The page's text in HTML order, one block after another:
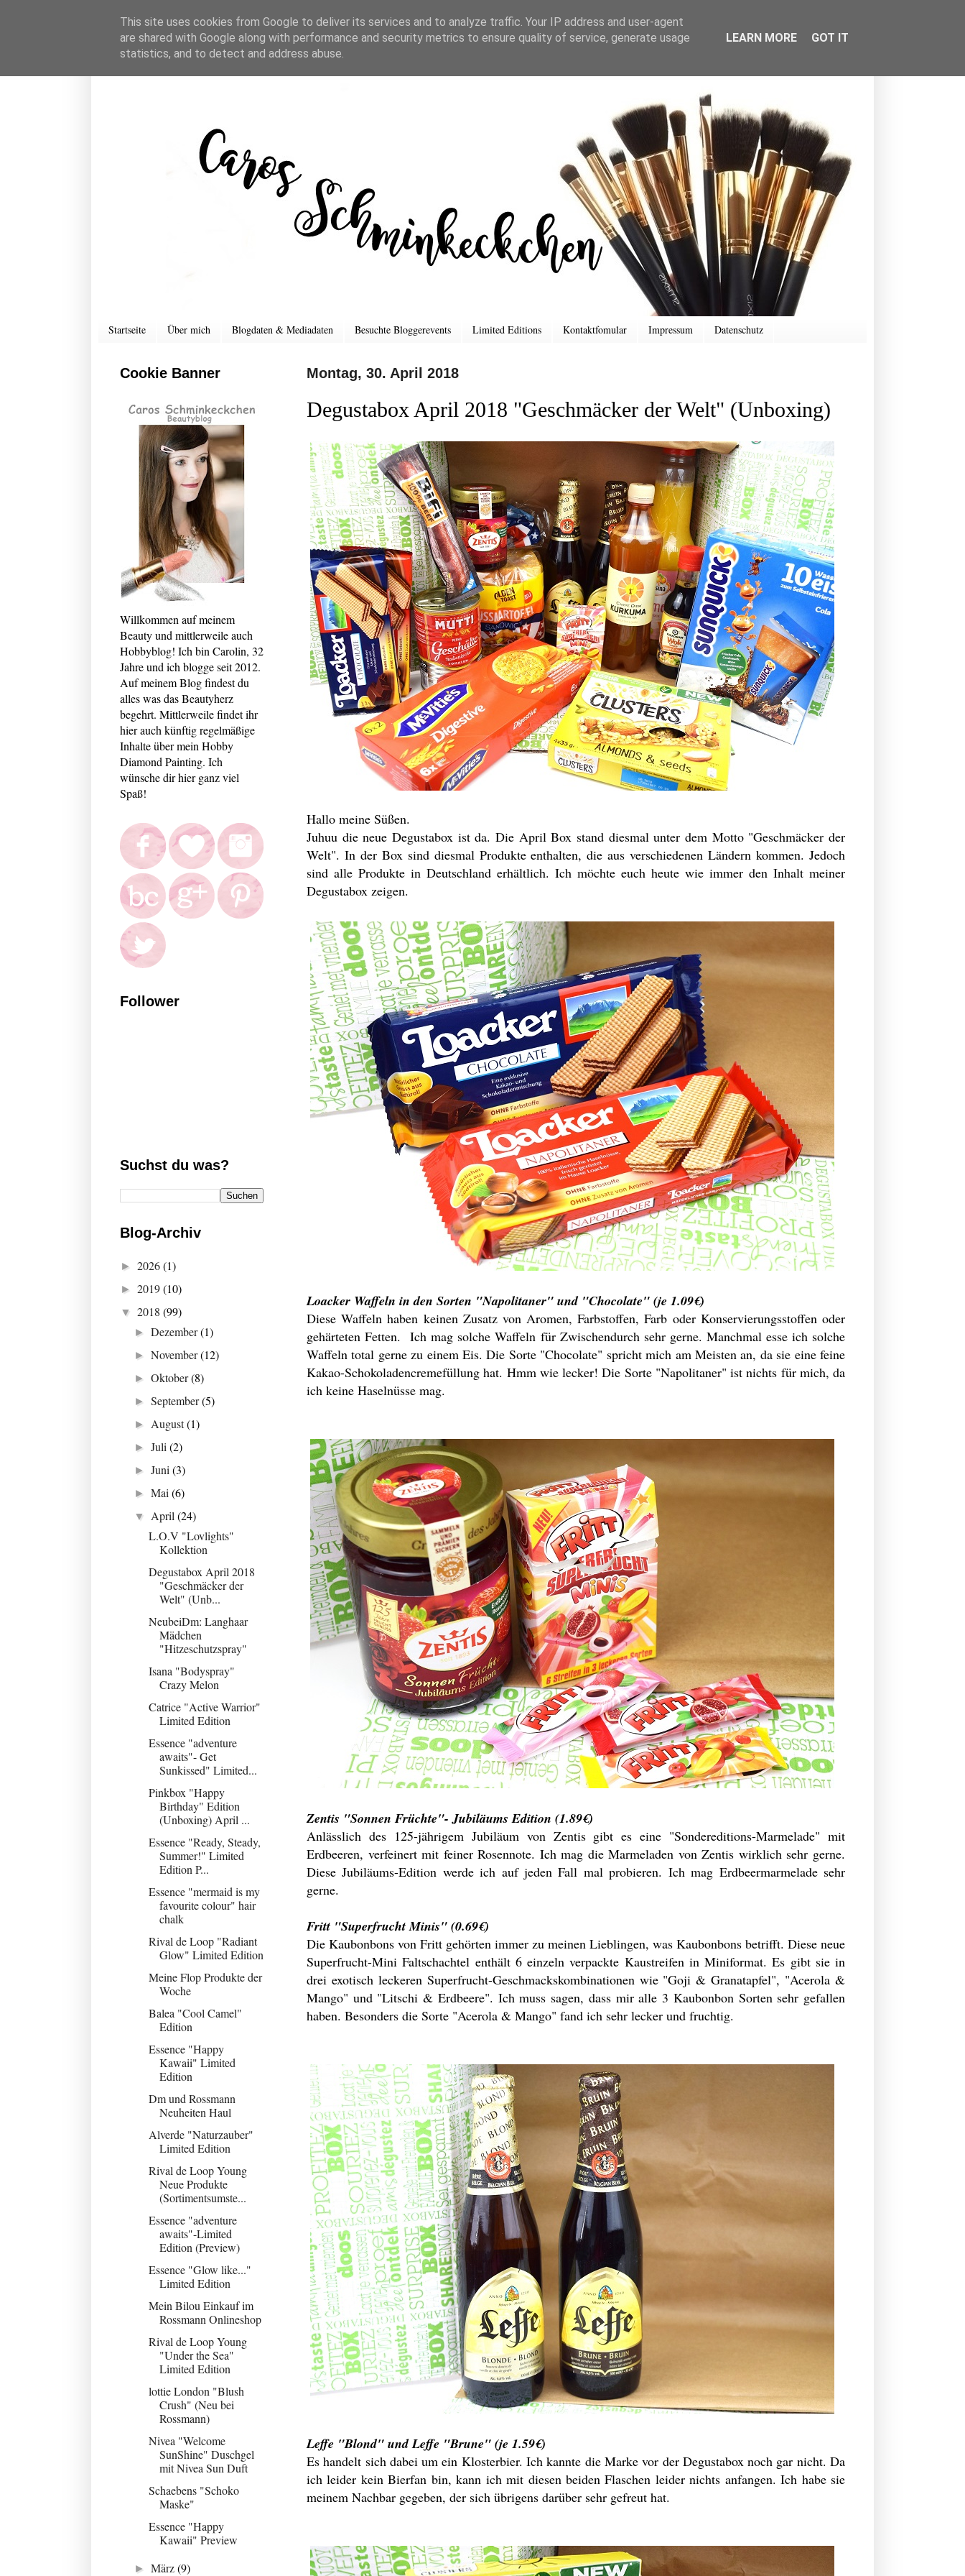
Startseite Über mich Blogdaten & Mediadaten Besuchte Bloggerevents Limited Editions Kontaktfomular Impressum Datenschutz
Montag, 30. April 2018
Degustabox April 2018 "Geschmäcker der Welt" (Unboxing)
Hallo meine Süßen.
Juhuu die neue Degustabox ist da. Die April Box stand diesmal unter dem Motto "Geschmäcker der
Welt". In der Box sind diesmal Produkte enthalten, die aus verschiedenen Ländern kommen. Jedoch
sind alle Produkte in Deutschland erhältlich. Ich möchte euch heute wie immer den Inhalt meiner
Degustabox zeigen.
Loacker Waffeln in den Sorten "Napolitaner" und "Chocolate" (je 1.09€)
Diese Waffeln haben keinen Zusatz von Aromen, Farbstoffen, Farb oder Konservierungsstoffen oder
gehärteten Fetten. Ich mag solche Waffeln für Zwischendurch sehr gerne. Manchmal esse ich solche
Waffeln total gerne zu einem Eis. Die Sorte "Chocolate" spricht mich am Meisten an, da sie eine feine
Kakao-Schokoladencremefüllung hat. Hmm wie lecker! Die Sorte "Napolitaner" ist nichts für mich, da
ich keine Haselnüsse mag.
Zentis "Sonnen Früchte"- Jubiläums Edition (1.89€)
Anlässlich des 125-jährigem Jubiläum von Zentis gibt es eine "Sondereditions-Marmelade" mit
Erdbeeren, verfeinert mit feiner Rosennote. Ich mag die Marmeladen von Zentis wirklich sehr gerne.
Diese Jubiläums-Edition werde ich auf jeden Fall mal probieren. Ich mag Erdbeermarmelade sehr
gerne.
Fritt "Superfrucht Minis" (0.69€)
Die Kaubonbons von Fritt gehörten immer zu meinen Lieblingen, was Kaubonbons betrifft. Diese neue
Superfrucht-Mini Faltschachtel enthält 6 einzeln verpackte Kaustreifen in Miniformat. Es gibt sie in
drei exotisch leckeren Superfrucht-Geschmackskombinationen wie "Goji & Granatapfel", "Acerola &
Mango" und "Litschi & Erdbeere". Ich muss sagen, dass mir alle 3 Kaubonbon Sorten sehr gefallen
haben. Besonders die Sorte "Acerola & Mango" fand ich sehr lecker und fruchtig.
Leffe "Blond" und Leffe "Brune" (je 1.59€)
Es handelt sich dabei um ein Klosterbier. Ich kannte die Marke vor der Degustabox noch gar nicht. Da
ich leider kein Bierfan bin, kann ich mit diesen beiden Flaschen leider nichts anfangen. Ich habe sie
meinem Nachbar gegeben, der sich übrigens darüber sehr gefreut hat.
Cookie Banner
Willkommen auf meinem
Beauty und mittlerweile auch
Hobbyblog! Ich bin Carolin, 32
Jahre und ich blogge seit 2012.
Auf meinem Blog findest du
alles was das Beautyherz
begehrt. Mittlerweile findet ihr
hier auch künftig regelmäßige
Inhalte über mein Hobby
Diamond Painting. Ich
wünsche dir hier ganz viel
Spaß!
Follower
Suchst du was?
Blog-Archiv
► 2026(1)
► 2019(10)
▼ 2018 (99)
►Dezember(1)
►November(12)
►Oktober(8)
►September(5)
► August(1)
►Juli(2)
►Juni(3)
►Mai(6)
▼ April(24)
L.O.V "Lovlights"
Kollektion
Degustabox April 2018
"Geschmäcker der
Welt" (Unb...
NeubeiDm: Langhaar
Mädchen
"Hitzeschutzspray"
Isana "Bodyspray"
Crazy Melon
Catrice "Active Warrior"
Limited Edition
Essence "adventure
awaits"- Get
Sunkissed" Limited...
Pinkbox "Happy
Birthday" Edition
(Unboxing) April ...
Essence "Ready, Steady,
Summer!" Limited
Edition P...
Essence "mermaid is my
favourite colour" hair
chalk
Rival de Loop "Radiant
Glow" Limited Edition
Meine Flop Produkte der
Woche
Balea "Cool Camel"
Edition
Essence "Happy
Kawaii" Limited
Edition
Dm und Rossmann
Neuheiten Haul
Alverde "Naturzauber"
Limited Edition
Rival de Loop Young
Neue Produkte
(Sortimentsumste...
Essence "adventure
awaits"-Limited
Edition (Preview)
Essence "Glow like..."
Limited Edition
Mein Bilou Einkauf im
Rossmann Onlineshop
Rival de Loop Young
"Under the Sea"
Limited Edition
lottie London "Blush
Crush" (Neu bei
Rossmann)
Nivea "Welcome
SunShine" Duschgel
mit Nivea Sun Duft
Schaebens "Schoko
Maske"
Essence "Happy
Kawaii" Preview
►März(9)
This site uses cookies from Google to deliver its services and to analyze traffic. Your IP address and user-agent
are shared with Google along with performance and security metrics to ensure quality of service, generate usage
statistics, and to detect and address abuse.
LEARN MORE GOT IT